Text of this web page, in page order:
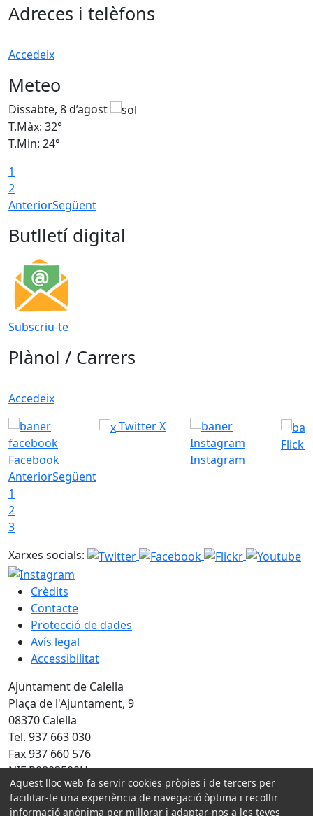
Adreces i telèfons
Accedeix
Meteo
Dissabte, 8 d’agost
T.Màx: 32°
T.Min: 24°
1
2
AnteriorSegüent
Butlletí digital
Subscriu-te
Plànol / Carrers
Accedeix
Facebook
Twitter X
Instagram
Flickr
AnteriorSegüent
1
2
3
Xarxes socials:
Crèdits
Contacte
Protecció de dades
Avís legal
Accessibilitat
Ajuntament de Calella
Plaça de l'Ajuntament, 9
08370 Calella
Tel. 937 663 030
Fax 937 660 576
NIF P0803500H
Amb la col·laboració de:
Aquest lloc web fa servir cookies pròpies i de tercers per
facilitar-te una experiència de navegació òptima i recollir
informació anònima per millorar i adaptar-nos a les teves